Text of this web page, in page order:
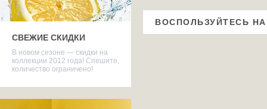
СВЕЖИЕ СКИДКИ
В новом сезоне — скидки на
коллекции 2012 года! Спешите,
количество ограничено!
ВОСПОЛЬЗУЙТЕСЬ